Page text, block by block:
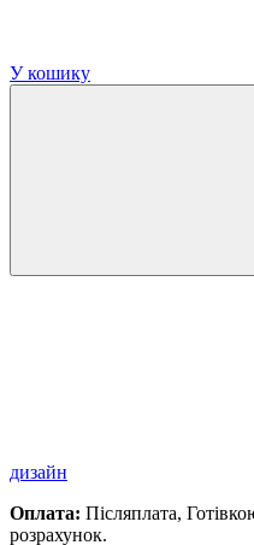
У кошику
дизайн
Оплата: Післяплата,
розрахунок.